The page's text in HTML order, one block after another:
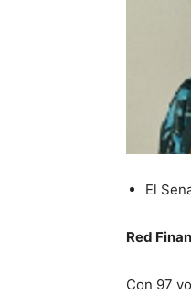
El
Red
Con 97